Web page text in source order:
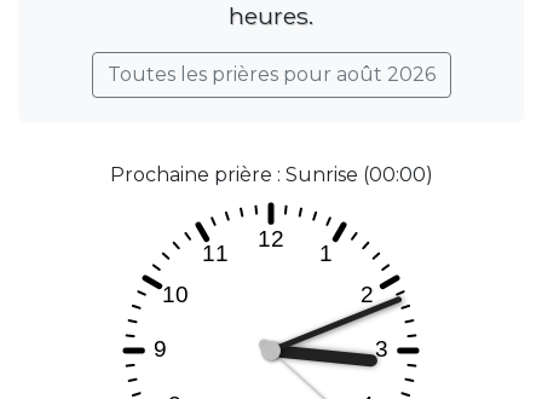
heures.
Toutes les prières pour août 2026
Prochaine prière : Sunrise (00:00)